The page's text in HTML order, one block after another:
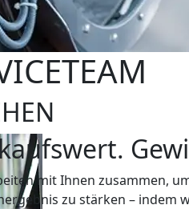
mit Ihnen zusammen,
zu stärken – indem